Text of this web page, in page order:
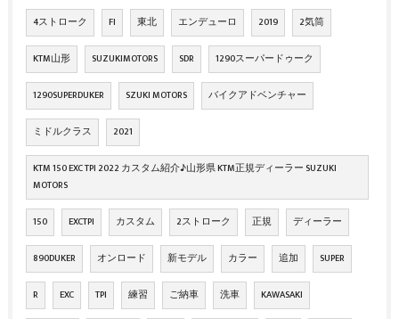
4ストローク FI 東北 エンデューロ 2019 2気筒
KTM山形 SUZUKIMOTORS SDR 1290スーパードゥーク
1290SUPERDUKER SZUKI MOTORS バイクアドベンチャー
ミドルクラス 2021
KTM 150 EXC TPI 2022 カスタム紹介♪山形県 KTM正規ディーラー SUZUKI
MOTORS
150 EXCTPI カスタム 2ストローク 正規 ディーラー
890DUKER オンロード 新モデル カラー 追加 SUPER
R EXC TPI 練習 ご納車 洗車 KAWASAKI